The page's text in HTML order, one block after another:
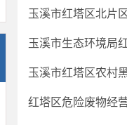
玉溪市红塔区北片
玉溪市生态环境局
玉溪市红塔区农村
红塔区危险废物经